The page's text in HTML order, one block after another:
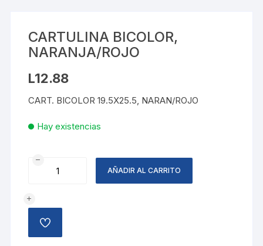
CARTULINA BICOLOR,
NARANJA/ROJO
L12.88
CART. BICOLOR 19.5X25.5, NARAN/ROJO
Hay existencias
CARTULINA
BICOLOR,
cantidad
AÑADIR AL CARRITO
AÑADIR
A